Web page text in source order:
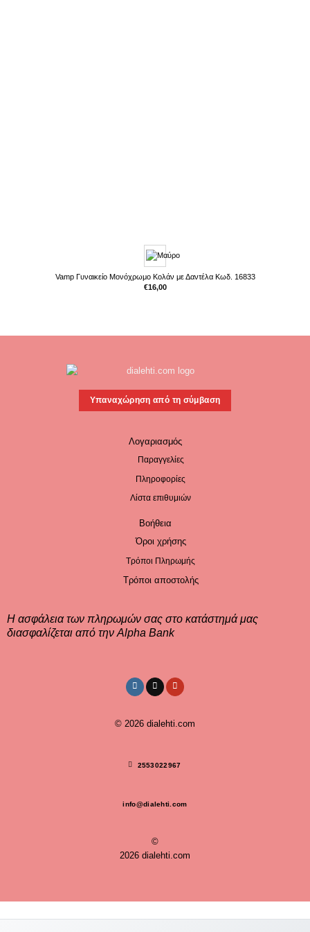
Vamp Γυναικείο Μονόχρωμο Κολάν με Δαντέλα Κωδ. 16833
€16,00
Υπαναχώρηση από τη σύμβαση
Λογαριασμός
Παραγγελίες
Πληροφορίες
Λίστα επιθυμιών
Βοήθεια
Όροι χρήσης
Τρόποι Πληρωμής
Τρόποι αποστολής
Η ασφάλεια των πληρωμών σας στο κατάστημά μας
διασφαλίζεται από την Alpha Bank
© 2026 dialehti.com
2553022967
info@dialehti.com
©
2026 dialehti.com